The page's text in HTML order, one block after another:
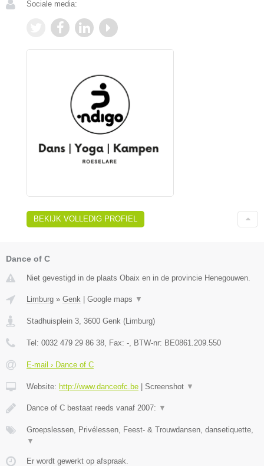
Sociale media:
BEKIJK VOLLEDIG PROFIEL
Dance of C
Niet gevestigd in de plaats Obaix en in de provincie Henegouwen.
Limburg » Genk | Google maps ▼
Stadhuisplein 3 3600 Genk (Limburg)
Tel: 0032 479 29 86 38 , Fax: - , BTW-nr: BE0861.209.550
E-mail › Dance of C
Website: http://www.danceofc.be | Screenshot ▼
Dance of C bestaat reeds vanaf 2007: ▼
Groepslessen, Privélessen, Feest- & Trouwdansen, dansetiquette,
▼
Er wordt gewerkt op afspraak.